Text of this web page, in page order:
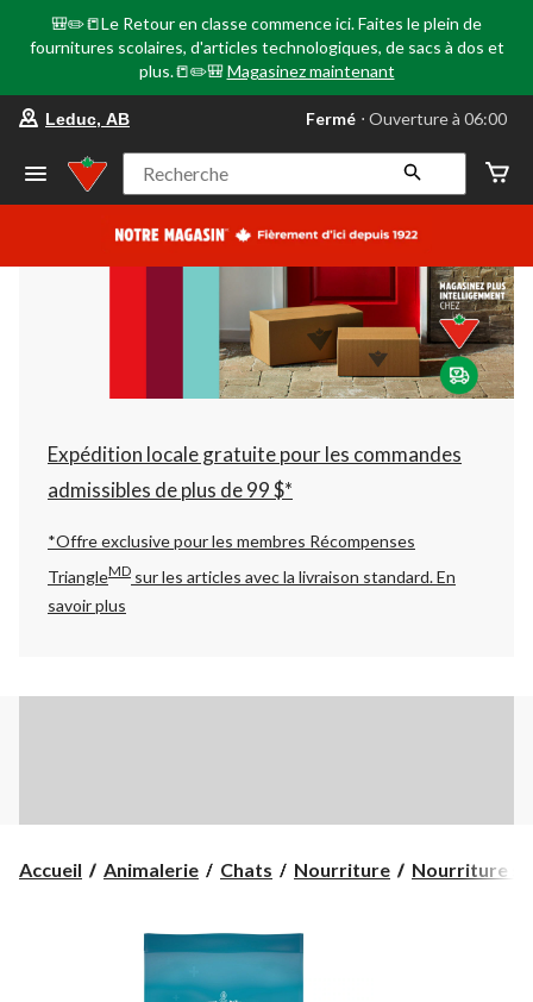
🎒✏️📒Le Retour en classe commence ici. Faites le plein de
fournitures scolaires, d'articles technologiques, de sacs à dos et
plus.📒✏️🎒 Magasinez maintenant
votre
préféré
Leduc,
AB,
courament
Ouverture
à
06:00
cliquer
pour
changer
Leduc, AB Fermé ⋅ Ouverture à 06:00
Recherche
Expédition locale gratuite pour les commandes
admissibles de plus de 99 $*
*Offre exclusive pour les membres Récompenses
TriangleMD sur les articles avec la livraison standard.En
savoir plus
Accueil Animalerie Chats Nourriture Nourriture